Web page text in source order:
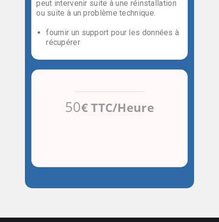
peut intervenir suite à une réinstallation
ou suite à un problème technique.
fournir un support pour les données à
récupérer
50€ TTC/Heure